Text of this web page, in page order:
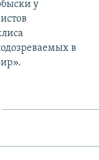
у
в